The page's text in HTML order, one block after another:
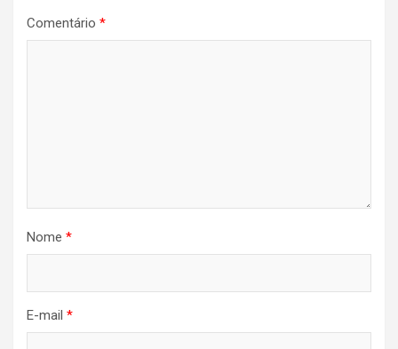
Comentário *
Nome *
E-mail *